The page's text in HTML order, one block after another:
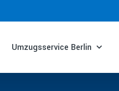
Umzugsservice Berlin